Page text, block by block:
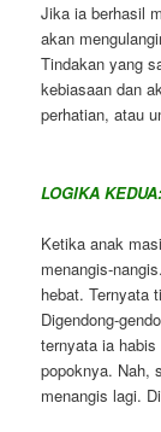
Jika ia berhasil
akan
Tindakan yang
kebiasaan dan
perhatian, atau
LOGIKA KEDUA:
Ketika anak
menangis-
hebat. Ternyata
Digendong-
ternyata ia
popoknya. Nah,
menangis lagi.